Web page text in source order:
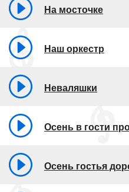
На мосточке
Наш оркестр
Неваляшки
Осень в гости
Осень гостья